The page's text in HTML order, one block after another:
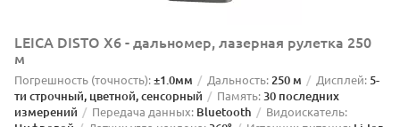
LEICA DISTO X6 - дальномер, лазерная рулетка 250
м
Погрешность (точность):±1.0мм Дальность:250 м Дисплей: 5-
ти строчный, цветной, сенсорный
Память:30 последних
измерений
Передача данных: Bluetooth Видоискатель: